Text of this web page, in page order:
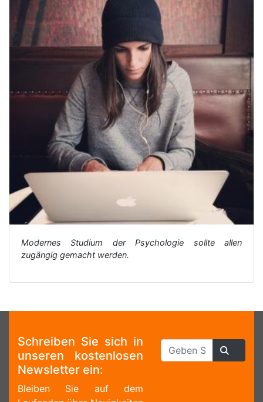
Modernes Studium der Psychologie sollte allen
zugängig gemacht werden.
Schreiben Sie sich in
unseren kostenlosen
Newsletter ein:
Bleiben Sie auf dem